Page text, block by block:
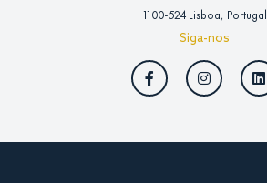
1100-524 Lisboa, Portugal
Siga-nos